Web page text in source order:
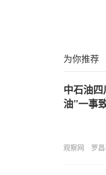
为你推荐
中石油
油”一事
观察网 罗